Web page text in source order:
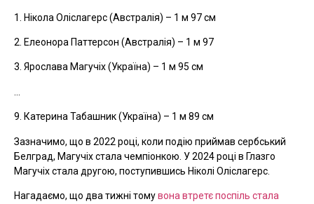
1. Нікола Оліслагерс (Австралія) – 1 м 97 см
2. Елеонора Паттерсон (Австралія) – 1 м 97
3. Ярослава Магучіх (Україна) – 1 м 95 см
9. Катерина Табашник (Україна) – 1 м 89 см
Зазначимо, що в 2022 році, коли подію приймав сербський
Белград, Магучіх стала чемпіонкою. У 2024 році в Глазго
Магучіх стала другою, поступившись Ніколі Оліслагерс.
Нагадаємо, що два тижні томувона втретє поспіль стала